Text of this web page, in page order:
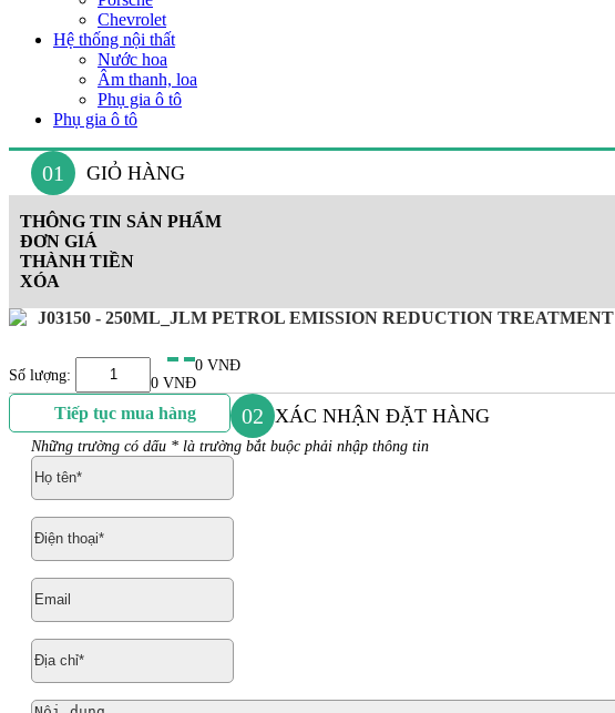
Chevrolet
Hệ thống nội thất
Nước hoa
Âm thanh, loa
Phụ gia ô tô
Phụ gia ô tô
01 GIỎ HÀNG
THÔNG TIN SẢN PHẨM
ĐƠN GIÁ
THÀNH TIỀN
XÓA
J03150 - 250ML_JLM PETROL EMISSION REDUCTION TREATMENT
Số lượng:
0 VNĐ
0 VNĐ
Tiếp tục mua hàng 02 XÁC NHẬN ĐẶT HÀNG
Những trường có dấu * là trường bắt buộc phải nhập thông tin